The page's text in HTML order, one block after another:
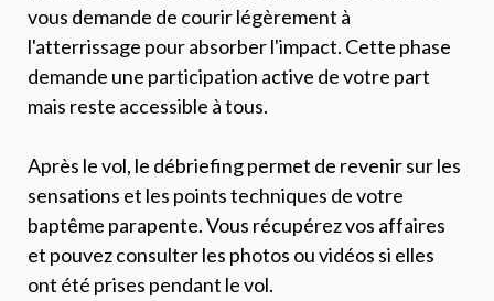
vous demande de courir légèrement à
l'atterrissage pour absorber l'impact. Cette phase
demande une participation active de votre part
mais reste accessible à tous.
Après le vol, le débriefing permet de revenir sur les
sensations et les points techniques de votre
baptême parapente. Vous récupérez vos affaires
et pouvez consulter les photos ou vidéos si elles
ont été prises pendant le vol.